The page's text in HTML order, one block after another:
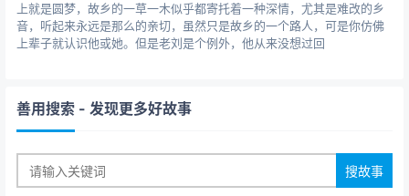
上就是圆梦，故乡的一草一木似乎都寄托着一种深情，尤其是难改的乡
音，听起来永远是那么的亲切，虽然只是故乡的一个路人，可是你仿佛
上辈子就认识他或她。但是老刘是个例外，他从来没想过回
善用搜索 - 发现更多好故事